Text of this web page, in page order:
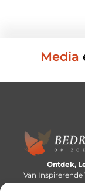
Media
Ontdek,
Van